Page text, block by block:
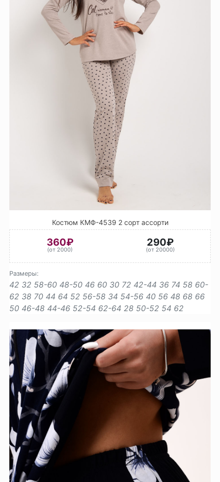
Костюм КМФ-4539 2 сорт ассорти
360₽
(от 2000)
290₽
(от 20000)
Размеры:
42 32 58-60 48-50 46 60 30 72 42-44 36 74 58 60-
62 38 70 44 64 52 56-58 34 54-56 40 56 48 68 66
50 46-48 44-46 52-54 62-64 28 50-52 54 62